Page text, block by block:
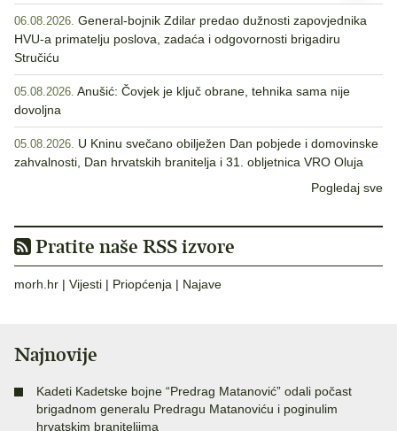
06.08.2026. General-bojnik Zdilar predao dužnosti zapovjednika
HVU-a primatelju poslova, zadaća i odgovornosti brigadiru
Stručiću
05.08.2026. Anušić: Čovjek je ključ obrane, tehnika sama nije
dovoljna
05.08.2026. U Kninu svečano obilježen Dan pobjede i domovinske
zahvalnosti, Dan hrvatskih branitelja i 31. obljetnica VRO Oluja
Pogledaj sve
Pratite naše RSS izvore
morh.hr | Vijesti | Priopćenja | Najave
Najnovije
Kadeti Kadetske bojne “Predrag Matanović” odali počast
brigadnom generalu Predragu Matanoviću i poginulim
hrvatskim braniteljima